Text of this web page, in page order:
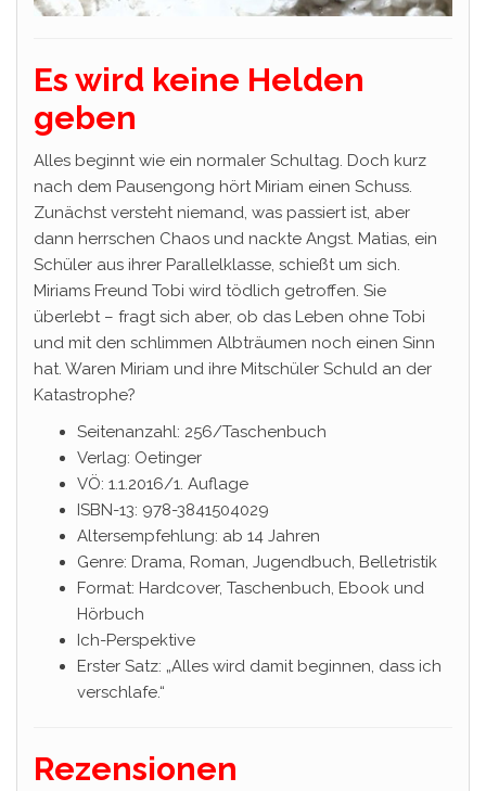
Es wird keine Helden
geben
Alles beginnt wie ein normaler Schultag. Doch kurz
nach dem Pausengong hört Miriam einen Schuss.
Zunächst versteht niemand, was passiert ist, aber
dann herrschen Chaos und nackte Angst. Matias, ein
Schüler aus ihrer Parallelklasse, schießt um sich.
Miriams Freund Tobi wird tödlich getroffen. Sie
überlebt – fragt sich aber, ob das Leben ohne Tobi
und mit den schlimmen Albträumen noch einen Sinn
hat. Waren Miriam und ihre Mitschüler Schuld an der
Katastrophe?
Seitenanzahl: 256/Taschenbuch
Verlag: Oetinger
VÖ: 1.1.2016/1. Auflage
ISBN-13: 978-3841504029
Altersempfehlung: ab 14 Jahren
Genre: Drama, Roman, Jugendbuch, Belletristik
Format: Hardcover, Taschenbuch, Ebook und
Hörbuch
Ich-Perspektive
Erster Satz: „Alles wird damit beginnen, dass ich
verschlafe.“
Rezensionen